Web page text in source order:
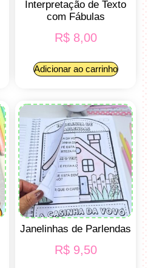
Interpretação de Texto
com Fábulas
R$8,00
Adicionar ao carrinho
Janelinhas de Parlendas
R$9,50